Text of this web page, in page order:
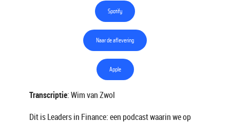
Spotify
Naar de aflevering
Apple
Transcriptie: Wim van Zwol
Dit is Leaders in Finance: een podcast waarin we op